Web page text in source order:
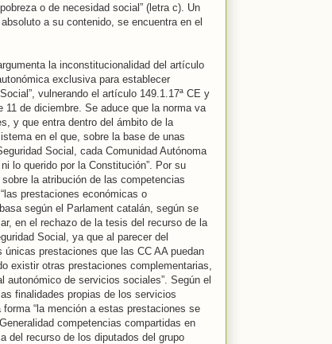
o de necesidad social” (letra c). Un
a su contenido, se encuentra en el
la inconstitucionalidad del artículo
exclusiva para establecer
vulnerando el artículo 149.1.17ª CE y
de diciembre. Se aduce que la norma va
y que entra dentro del ámbito de la
en el que, sobre la base de unas
Social, cada Comunidad Autónoma
lo querido por la Constitución”. Por su
la atribución de las competencias
prestaciones económicas o
según el Parlament catalán, según se
en el rechazo de la tesis del recurso de la
Social, ya que al parecer del
prestaciones que las CC AA puedan
existir otras prestaciones complementarias,
de servicios sociales”. Según el
finalidades propias de los servicios
“la mención a estas prestaciones se
competencias compartidas en
del recurso de los diputados del grupo